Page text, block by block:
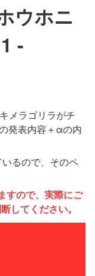
ウホニ
-
メラゴリラがチ
発表内容＋αの内
るので、そのペ
すので、実際にご
してください。